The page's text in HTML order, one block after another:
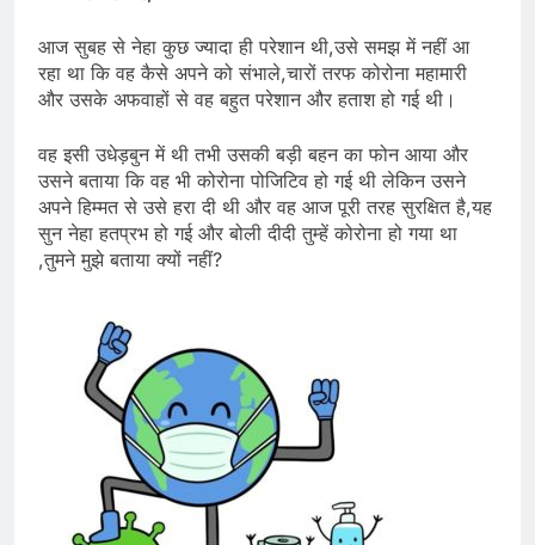
आज सुबह से नेहा कुछ ज्यादा ही परेशान थी,उसे समझ में नहीं आ
रहा था कि वह कैसे अपने को संभाले,चारों तरफ कोरोना महामारी
और उसके अफवाहों से वह बहुत परेशान और हताश हो गई थी।
वह इसी उधेड़बुन में थी तभी उसकी बड़ी बहन का फोन आया और
उसने बताया कि वह भी कोरोना पोजिटिव हो गई थी लेकिन उसने
अपने हिम्मत से उसे हरा दी थी और वह आज पूरी तरह सुरक्षित है,यह
सुन नेहा हतप्रभ हो गई और बोली दीदी तुम्हें कोरोना हो गया था
,तुमने मुझे बताया क्यों नहीं?